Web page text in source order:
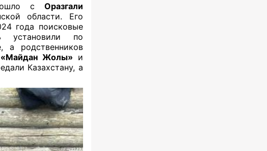
с Оразгали
области. Его
года поисковые
установили по
а родственников
«Майдан Жолы» и
Казахстану, а